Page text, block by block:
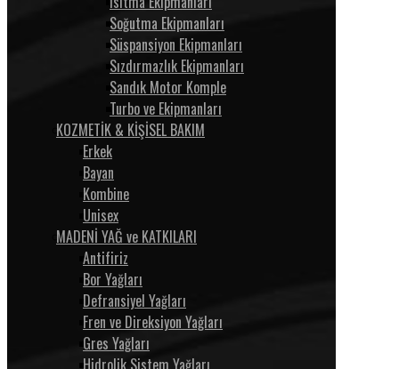
Soğutma Ekipmanları
Süspansiyon Ekipmanları
Sızdırmazlık Ekipmanları
Sandık Motor Komple
Turbo ve Ekipmanları
KOZMETİK & KİŞİSEL BAKIM
Erkek
Bayan
Kombine
Unisex
MADENİ YAĞ ve KATKILARI
Antifiriz
Bor Yağları
Defransiyel Yağları
Fren ve Direksiyon Yağları
Gres Yağları